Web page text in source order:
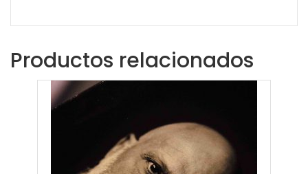
Productos relacionados